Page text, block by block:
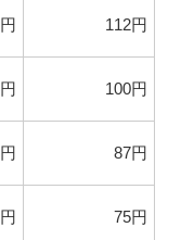
112円
100円
87円
75円